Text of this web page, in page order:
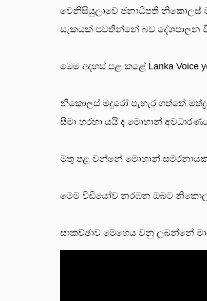
වෙනිසියුලාවේ ජනාධිපති නිකොලස්
සැකයක් පවතින්නේ බව දේශපාලන
මෙම අදහස් පළ කළේ Lanka Voice
නිකොලස් මදුරෝ පැහැර ගත්තේ
සීමා හරහා යයි ද මොහාන්
මතු පළ වන්නේ මොහාන් සමරනායක
මෙම විඩියෝව නරඹන ඔබට
සාකච්ඡාව මෙහෙය වනු ලබන්නේ